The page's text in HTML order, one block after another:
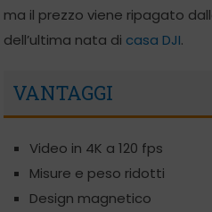
ma il prezzo viene ripagato
dell’ultima nata di casa DJI.
VANTAGGI
Video in 4K a 120 fps
Misure e peso ridotti
Design magnetico